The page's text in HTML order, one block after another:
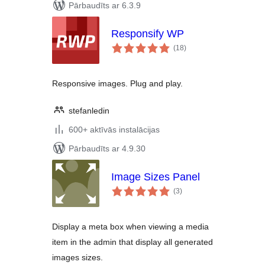
Pārbaudīts ar 6.3.9
Responsify WP
(18vērtējumu
kopsumma
)
Responsive images. Plug and play.
stefanledin
600+ aktīvās instalācijas
Pārbaudīts ar 4.9.30
Image Sizes Panel
(3vērtējumu
kopsumma
)
Display a meta box when viewing a media
item in the admin that display all generated
images sizes.